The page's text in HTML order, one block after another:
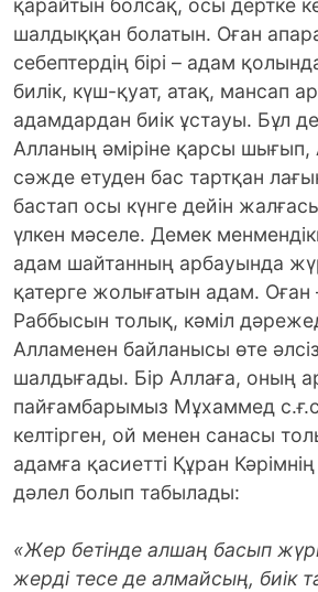
қарайтын болсақ, осы дертке
шалдыққан болатын. Оған
себептердің бірі – адам
билік, күш-қуат, атақ, мансап
адамдардан биік ұстауы. Бұл
Алланың әміріне қарсы шығып,
сәжде етуден бас тартқан
бастап осы күнге дейін
үлкен мәселе. Демек
адам шайтанның арбауында
қатерге жолығатын адам. Оған
Раббысын толық, кәміл
Алламенен байланысы өте
шалдығады. Бір Аллаға, оның
пайғамбарымыз Мұхаммед
келтірген, ой менен санасы
адамға қасиетті Құран
дәлел болып табылады:
«Жер бетінде алшаң басып
жерді тесе де алмайсың, биік